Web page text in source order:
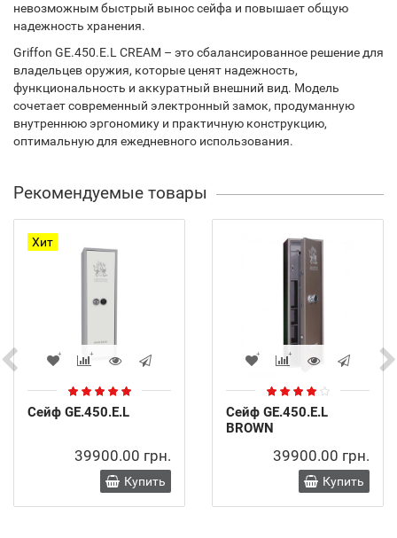
невозможным быстрый вынос сейфа и повышает общую
надежность хранения.
Griffon GE.450.E.L CREAM – это сбалансированное решение для
владельцев оружия, которые ценят надежность,
функциональность и аккуратный внешний вид. Модель
сочетает современный электронный замок, продуманную
внутреннюю эргономику и практичную конструкцию,
оптимальную для ежедневного использования.
Рекомендуемые товары
Хит
Сейф GE.450.E.L
39900.00 грн.
Купить
Сейф GE.450.E.L
BROWN
39900.00 грн.
Купить